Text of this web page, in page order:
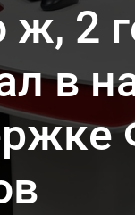
ж, 2
в